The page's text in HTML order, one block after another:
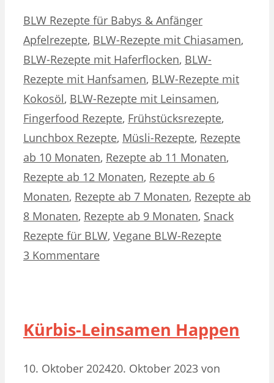
Kategorien
BLW Rezepte für Babys & AnfängerSchlagwörter
Apfelrezepte, BLW-Rezepte mit Chiasamen,
BLW-Rezepte mit Haferflocken, BLW-
Rezepte mit Hanfsamen, BLW-Rezepte mit
Kokosöl, BLW-Rezepte mit Leinsamen,
Fingerfood Rezepte, Frühstücksrezepte,
Lunchbox Rezepte, Müsli-Rezepte, Rezepte
ab 10 Monaten, Rezepte ab 11 Monaten,
Rezepte ab 12 Monaten, Rezepte ab 6
Monaten, Rezepte ab 7 Monaten, Rezepte ab
8 Monaten, Rezepte ab 9 Monaten, Snack
Rezepte für BLW, Vegane BLW-Rezepte
3 Kommentare
Kürbis-Leinsamen Happen
10. Oktober 202420. Oktober 2023 von